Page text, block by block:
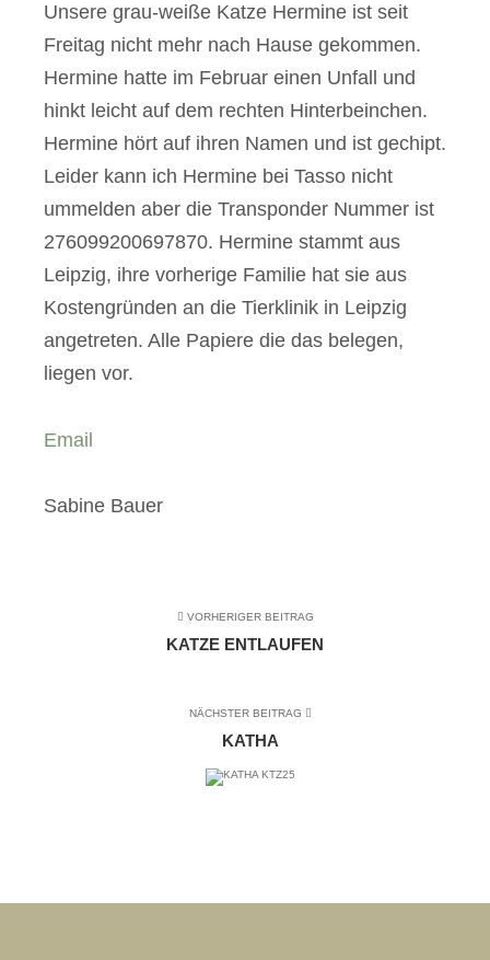
Unsere grau-weiße Katze Hermine ist seit
Freitag nicht mehr nach Hause gekommen.
Hermine hatte im Februar einen Unfall und
hinkt leicht auf dem rechten Hinterbeinchen.
Hermine hört auf ihren Namen und ist gechipt.
Leider kann ich Hermine bei Tasso nicht
ummelden aber die Transponder Nummer ist
276099200697870. Hermine stammt aus
Leipzig, ihre vorherige Familie hat sie aus
Kostengründen an die Tierklinik in Leipzig
angetreten. Alle Papiere die das belegen,
liegen vor.
Email
Sabine Bauer
VORHERIGER BEITRAG
KATZE ENTLAUFEN
NÄCHSTER BEITRAG
KATHA